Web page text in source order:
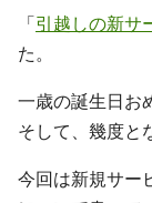
「引越しの新サ
た。
一歳の誕生日お
そして、幾度と
今回は新規サー